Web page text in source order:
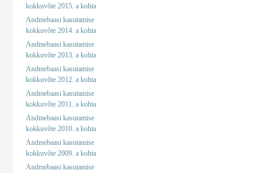
kokkuvõte 2015. a kohta
Andmebaasi kasutamise
kokkuvõte 2014. a kohta
Andmebaasi kasutamise
kokkuvõte 2013. a kohta
Andmebaasi kasutamise
kokkuvõte 2012. a kohta
Andmebaasi kasutamise
kokkuvõte 2011. a kohta
Andmebaasi kasutamise
kokkuvõte 2010. a kohta
Andmebaasi kasutamise
kokkuvõte 2009. a kohta
Andmebaasi kasutamise